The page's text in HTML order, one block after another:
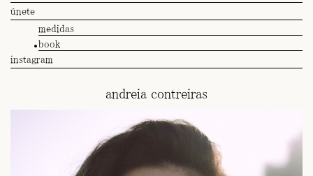
únete
medidas
book
instagram
andreia contreiras